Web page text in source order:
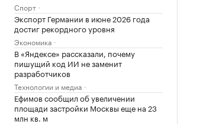
Спорт
Экспорт Германии в июне 2026 года
достиг рекордного уровня
Экономика
В «Яндексе» рассказали, почему
пишущий код ИИ не заменит
разработчиков
Технологии и медиа
Ефимов сообщил об увеличении
площади застройки Москвы еще на 23
млн кв. м